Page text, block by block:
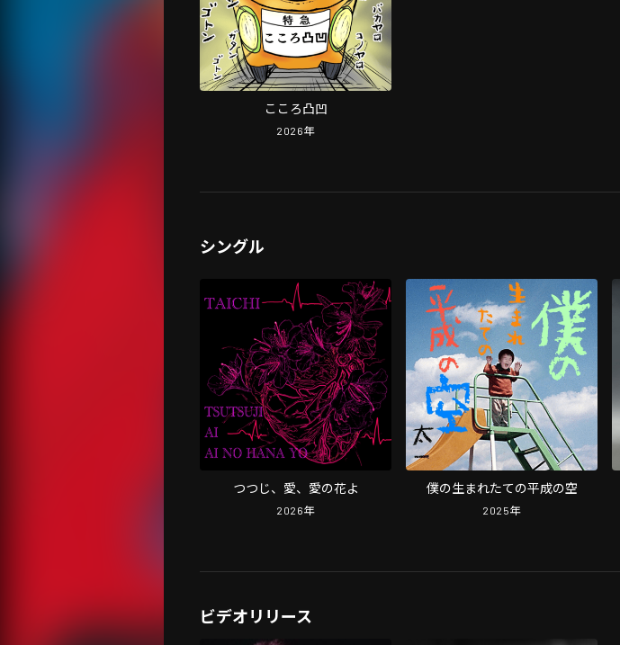
こころ凸凹
2026年
シングル
つつじ、愛、愛の花よ
2026年
僕の生まれたての平成の空
2025年
ビデオリリース